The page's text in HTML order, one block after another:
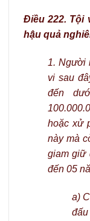
Điều 222. Tội
hậu quả
1. Người
vi sau
đến
hoặc xử
này mà
giam giữ
đến 05
a)
đấu